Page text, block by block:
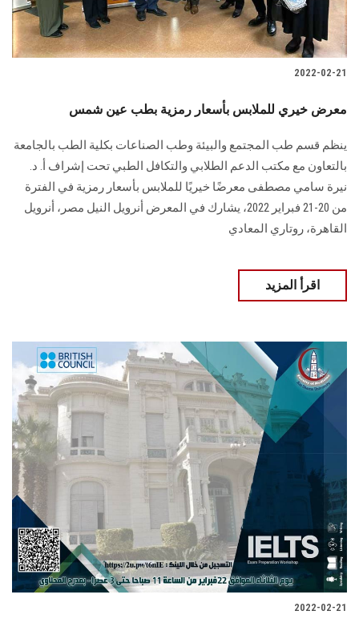
2022-02-21
معرض خيري للملابس بأسعار رمزية بطب عين شمس
ينظم قسم طب المجتمع والبيئة وطب الصناعات بكلية الطب بالجامعة
بالتعاون مع مكتب الدعم الطلابي والتكافل الطبي تحت إشراف أ. د.
نيرة سامي مصطفى معرضًا خيريًا للملابس بأسعار رمزية في الفترة
من 20-21 فبراير 2022، يشارك في المعرض أنرويل النيل مصر، أنرويل
القاهرة، روتاري المعادي
اقرأ المزيد
2022-02-21